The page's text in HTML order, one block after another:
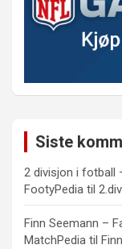
Siste
2 divisjon i fotball
FootyPedia til
Finn Seemann –
MatchPedia til